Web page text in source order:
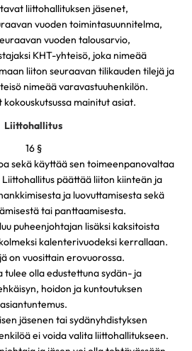
liittohallituksen jäsenet,
vuoden toimintasuunnitelma,
vuoden talousarvio,
KHT-yhteisö, joka nimeää
liiton seuraavan tilikauden tilejä ja
nimeää varavastuuhenkilön.
kokouskutsussa mainitut asiat.
Liittohallitus
16 §
sekä käyttää sen toimeenpanovaltaa
päättää liiton kiinteän ja
ja luovuttamisesta sekä
tai panttaamisesta.
puheenjohtajan lisäksi kaksitoista
kalenterivuodeksi kerrallaan.
on vuosittain erovuorossa.
tulee olla edustettuna sydän- ja
hoidon ja kuntoutuksen
asiantuntemus.
jäsenen tai sydänyhdistyksen
ei voida valita liittohallitukseen.